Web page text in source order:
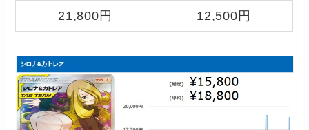
21,800円 12,500円